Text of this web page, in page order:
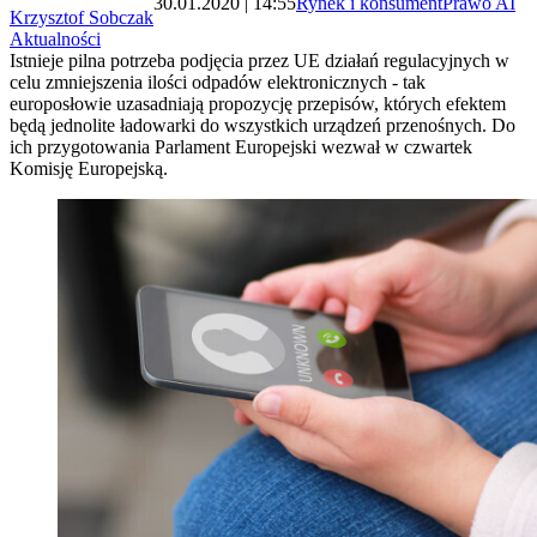
Krzysztof Sobczak
Aktualności
Istnieje pilna potrzeba podjęcia przez UE działań regulacyjnych w
celu zmniejszenia ilości odpadów elektronicznych - tak
europosłowie uzasadniają propozycję przepisów, których efektem
będą jednolite ładowarki do wszystkich urządzeń przenośnych. Do
ich przygotowania Parlament Europejski wezwał w czwartek
Komisję Europejską.